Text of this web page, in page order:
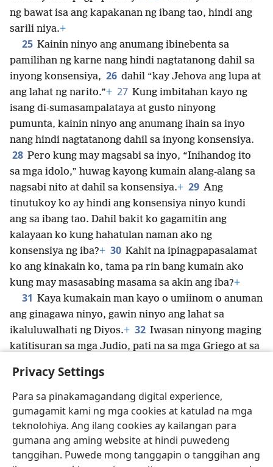
Privacy Settings
Para sa pinakamagandang digital experience,
gumagamit kami ng mga cookies at katulad na mga
teknolohiya. Ang ilang cookies ay kailangan para
gumana ang aming website at hindi puwedeng
tanggihan. Puwede mong tanggapin o tanggihan ang
ng bawat isa ang kapakanan ng ibang tao, hindi ang
sarili niya.+
25 Kainin ninyo ang anumang ibinebenta sa
pamilihan ng karne nang hindi nagtatanong dahil sa
inyong konsensiya, 26 dahil “kay Jehova ang lupa at
ang lahat ng narito.”+ 27 Kung imbitahan kayo ng
isang di-sumasampalataya at gusto ninyong
pumunta, kainin ninyo ang anumang ihain sa inyo
nang hindi nagtatanong dahil sa inyong konsensiya.
28 Pero kung may magsabi sa inyo, “Inihandog ito
sa mga idolo,” huwag kayong kumain alang-alang sa
nagsabi nito at dahil sa konsensiya.+ 29 Ang
tinutukoy ko ay hindi ang konsensiya ninyo kundi
ang sa ibang tao. Dahil bakit ko gagamitin ang
kalayaan ko kung hahatulan naman ako ng
konsensiya ng iba?+ 30 Kahit na ipinagpapasalamat
ko ang kinakain ko, tama pa rin bang kumain ako
kung may masasabing masama sa akin ang iba?+
31 Kaya kumakain man kayo o umiinom o anuman
ang ginagawa ninyo, gawin ninyo ang lahat sa
ikaluluwalhati ng Diyos.+ 32 Iwasan ninyong maging
katitisuran sa mga Judio, pati na sa mga Griego at sa
nagsisikap na palugdan sa lahat ng bagay ang lahat
ng tao at inuuna ang kapakanan ng marami sa halip
na ang sa akin,+nang sa gayon ay maligtas sila.+